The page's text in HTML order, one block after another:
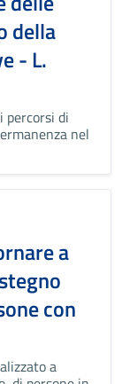
della
- L.
percorsi di
nel
a
con
a